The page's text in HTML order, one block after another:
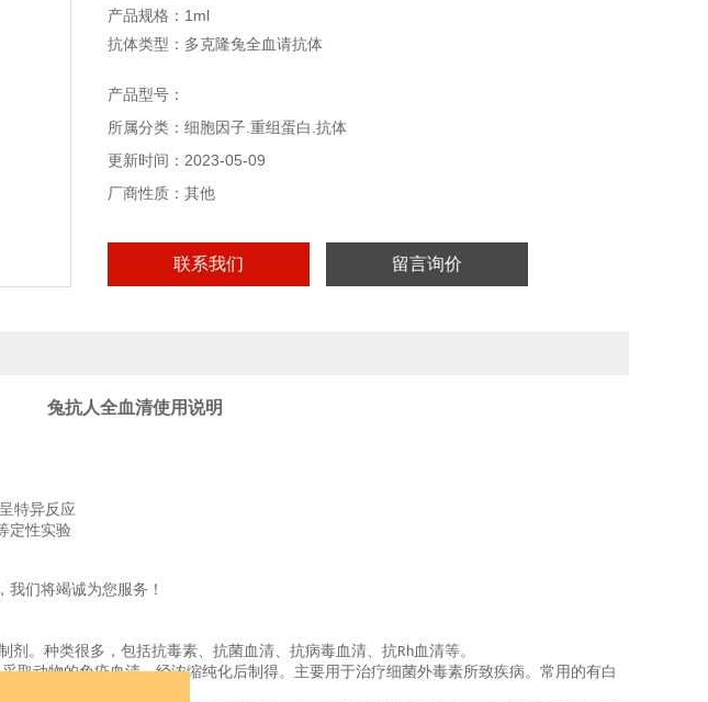
产品规格：1ml
抗体类型：多克隆兔全血请抗体
有效期：一年
信帆生物提供各类抗体，更多产品信息欢迎致电咨询，我们将竭诚为您服
务！
本产品仅供科研实验用，不做其它用途！
产品型号：
所属分类：细胞因子.重组蛋白.抗体
更新时间：2023-05-09
厂商性质：其他
联系我们 留言询价
兔抗人全血清使用说明
特异反应
定性实验
们将竭诚为您服务！
剂。种类很多，包括抗毒素、抗菌血清、抗病毒血清、抗Rh血清等。
取动物的免疫血清，经浓缩纯化后制得。主要用于治疗细菌外毒素所致疾病。常用的有白